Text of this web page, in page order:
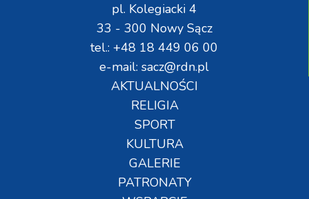
pl. Kolegiacki 4
33 - 300 Nowy Sącz
tel.: +48 18 449 06 00
e-mail: sacz@rdn.pl
AKTUALNOŚCI
RELIGIA
SPORT
KULTURA
GALERIE
PATRONATY